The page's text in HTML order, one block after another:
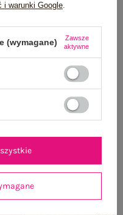
i warunki Google.
(wymagane)
Zawsze
aktywne